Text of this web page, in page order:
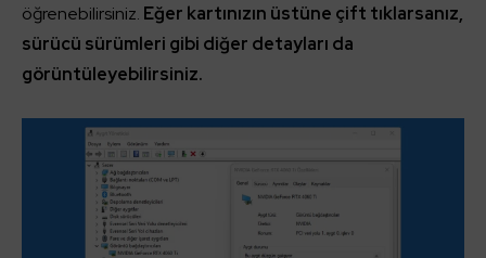
öğrenebilirsiniz. Eğer kartınızın üstüne çift tıklarsanız,
sürücü sürümleri gibi diğer detayları da
görüntüleyebilirsiniz.